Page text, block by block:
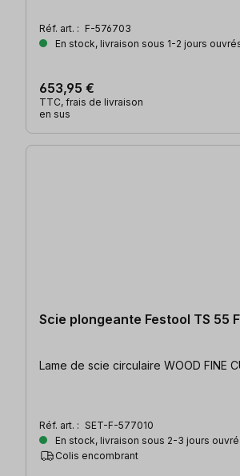
Réf. art. : F-576703
En stock, livraison sous 1-2 jours
653,95 €
TTC, frais de livraison
en sus
Scie plongeante Festool TS 55
Lame de scie circulaire WOOD FINE
Réf. art. : SET-F-577010
En stock, livraison sous 2-3 jours
Colis encombrant